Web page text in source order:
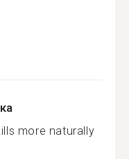
more naturally